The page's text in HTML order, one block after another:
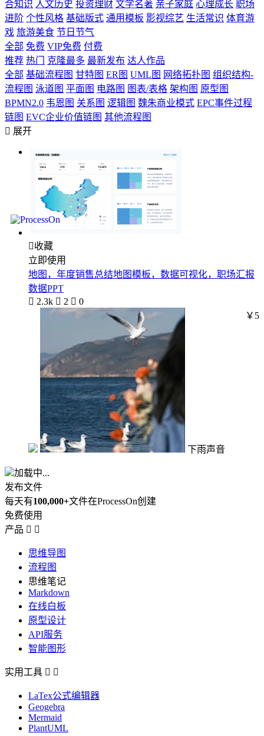
合知识 人文历史 投资理财 文学名著 亲子家庭 心理成长 职场
进阶 个性风格 基础版式 通用模板 影视综艺 生活常识 体育游
戏 旅游美食 节日节气
全部 免费 VIP免费 付费
推荐 热门 克隆最多 最新发布 达人作品
全部 基础流程图 甘特图 ER图 UML图 网络拓扑图 组织结构-
流程图 泳道图 平面图 电路图 图表/表格 架构图 原型图
BPMN2.0 韦恩图 关系图 逻辑图 魏朱商业模式 EPC事件过程
链图 EVC企业价值链图 其他流程图
 展开
收藏
立即使用
地图，年度销售总结地图模板，数据可视化，职场汇报
数据PPT
 2.3k  2  0
下雨声音
￥5
加载中...
发布文件
每天有100,000+文件在ProcessOn创建
免费使用
产品  
思维导图
流程图
思维笔记
Markdown
在线白板
原型设计
API服务
智能图形
实用工具  
LaTex公式编辑器
Geogebra
Mermaid
PlantUML